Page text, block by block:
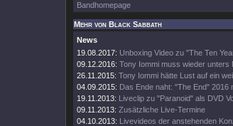
Bandhomepage
Mehr von Black Sabbath
News
19.08.2017: Unboxing Video zu "The Ten
09.12.2016: Tony Iommi muss wieder unters
26.11.2015: Tony Iommi hätte Lust auf ein
04.09.2015: Das Ende naht: "The End" 2016
19.11.2013: Liveclip zu "Paranoid" als DVD
09.11.2013: Zusätzliche Live-Termine
04.10.2013: Livevideos der anstehenden